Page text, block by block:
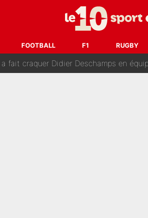
FOOTBALL F1 RUGBY
la logique derrière la
PSG, Ferran Torres a enfin pris sa
Didier Deschamps en équipe de France :